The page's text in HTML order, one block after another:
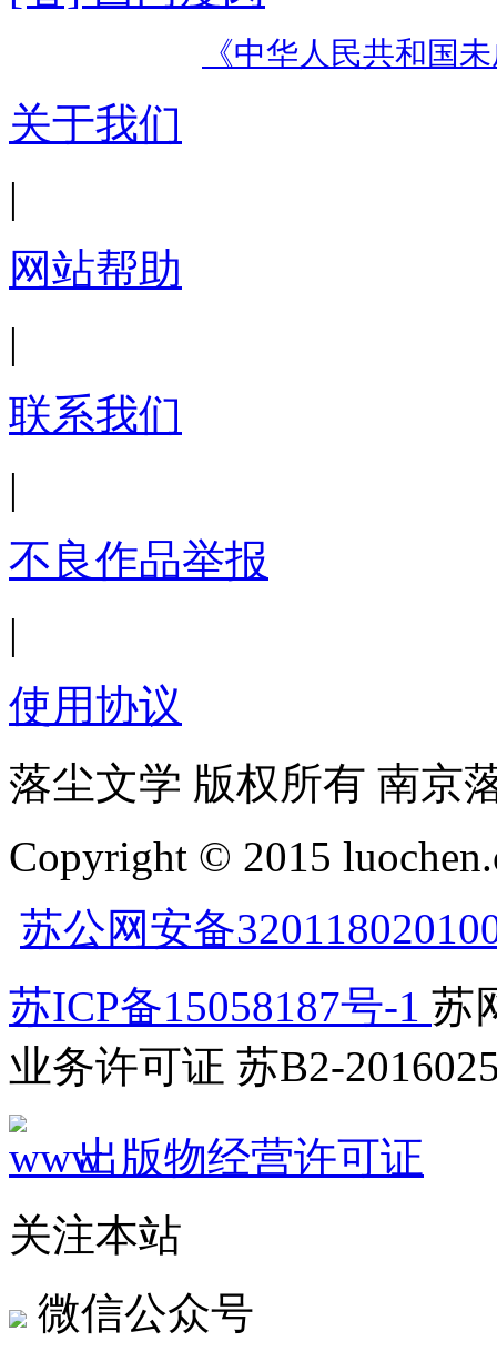
《中华人民共和国
关于我们
|
网站帮助
|
联系我们
|
不良作品举报
|
使用协议
落尘文学 版权所有 南京
Copyright © 2015
苏公网安备
苏ICP备15058187号-1 苏
业务许可证 苏B2-
出版物经营许可证
关注本站
微信公众号